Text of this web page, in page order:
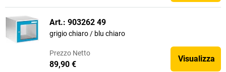
Art.: 903262 49
grigio chiaro / blu chiaro
Prezzo Netto
89,90 €
Visualizza